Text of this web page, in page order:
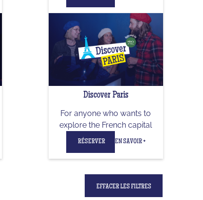
Discover Paris
For anyone who wants to
explore the French capital
RÉSERVER EN SAVOIR +
EFFACER LES FILTRES